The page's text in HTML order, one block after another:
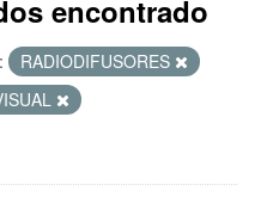
encontrado
RADIODIFUSORES